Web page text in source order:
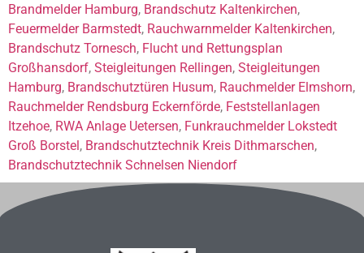
Brandmelder Hamburg, Brandschutz Kaltenkirchen,
Feuermelder Barmstedt, Rauchwarnmelder Kaltenkirchen,
Brandschutz Tornesch, Flucht und Rettungsplan
Großhansdorf, Steigleitungen Rellingen, Steigleitungen
Hamburg, Brandschutztüren Husum, Rauchmelder Elmshorn,
Rauchmelder Rendsburg Eckernförde, Feststellanlagen
Itzehoe, RWA Anlage Uetersen, Funkrauchmelder Lokstedt
Groß Borstel , Brandschutztechnik Kreis Dithmarschen,
Brandschutztechnik Schnelsen Niendorf